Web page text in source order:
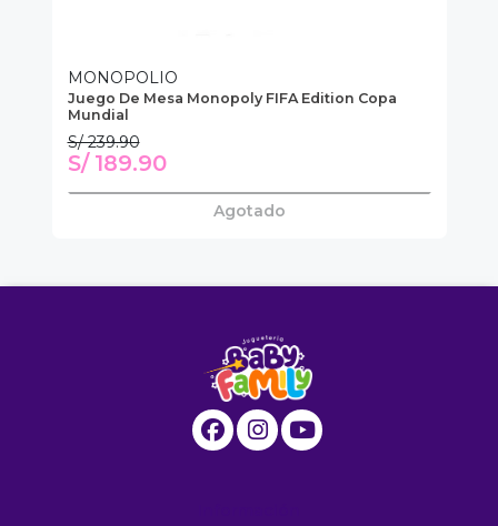
MONOPOLIO
Juego De Mesa Monopoly FIFA Edition Copa
Mundial
S/ 239.90
S/ 189.90
Agotado